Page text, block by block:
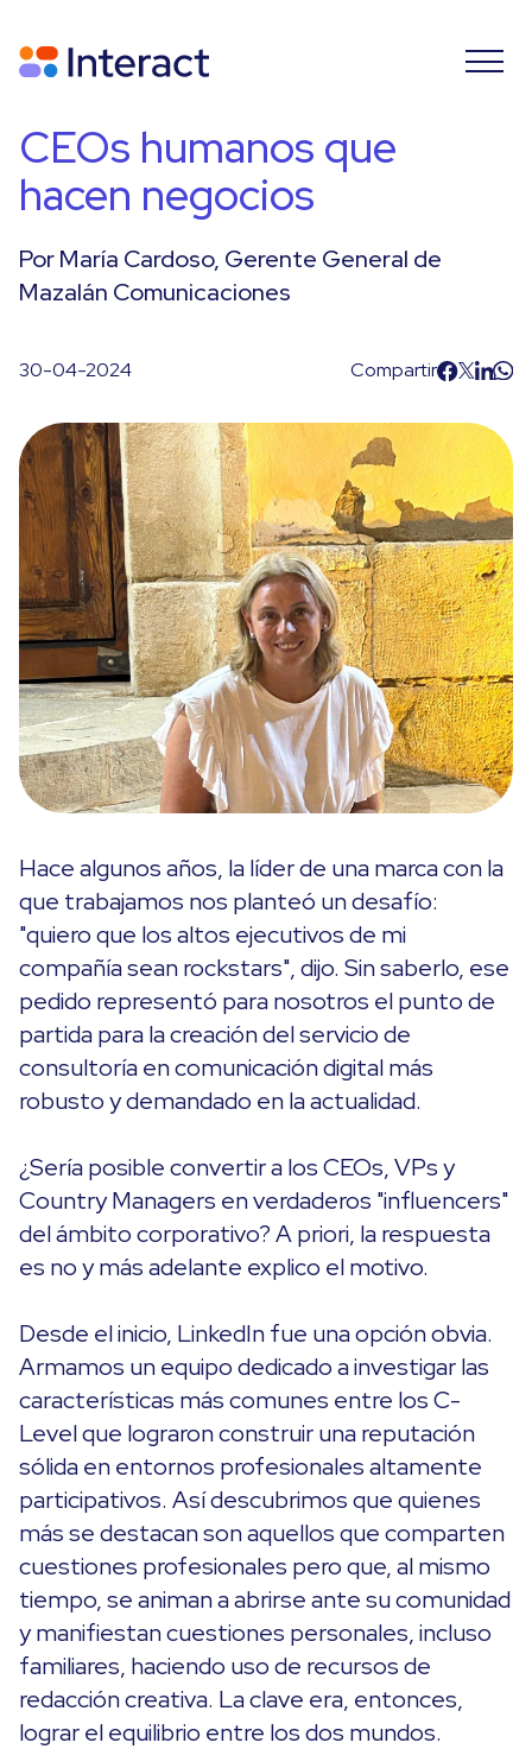
CEOs humanos que
hacen negocios
Por María Cardoso, Gerente General de
Mazalán Comunicaciones
30-04-2024 Compartir
Hace algunos años, la líder de una marca con la
que trabajamos nos planteó un desafío:
"quiero que los altos ejecutivos de mi
compañía sean rockstars", dijo. Sin saberlo, ese
pedido representó para nosotros el punto de
partida para la creación del servicio de
consultoría en comunicación digital más
robusto y demandado en la actualidad.
¿Sería posible convertir a los CEOs, VPs y
Country Managers en verdaderos "influencers"
del ámbito corporativo? A priori, la respuesta
es no y más adelante explico el motivo.
Desde el inicio, LinkedIn fue una opción obvia.
Armamos un equipo dedicado a investigar las
características más comunes entre los C-
Level que lograron construir una reputación
sólida en entornos profesionales altamente
participativos. Así descubrimos que quienes
más se destacan son aquellos que comparten
cuestiones profesionales pero que, al mismo
tiempo, se animan a abrirse ante su comunidad
y manifiestan cuestiones personales, incluso
familiares, haciendo uso de recursos de
redacción creativa. La clave era, entonces,
lograr el equilibrio entre los dos mundos.